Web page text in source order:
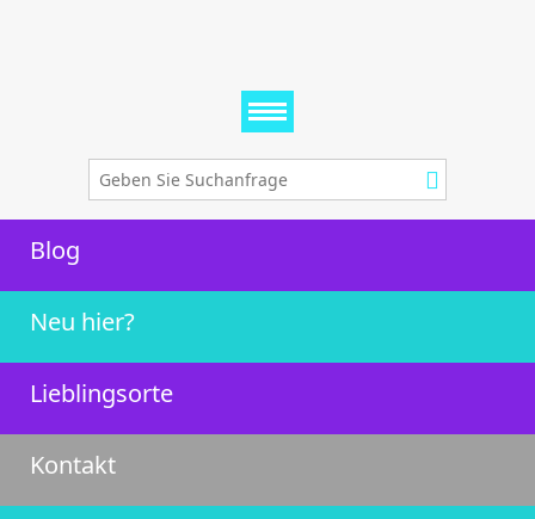
Blog
Neu hier?
Lieblingsorte
Kontakt